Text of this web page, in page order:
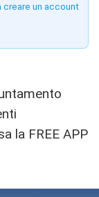
creare un account
la FREE APP